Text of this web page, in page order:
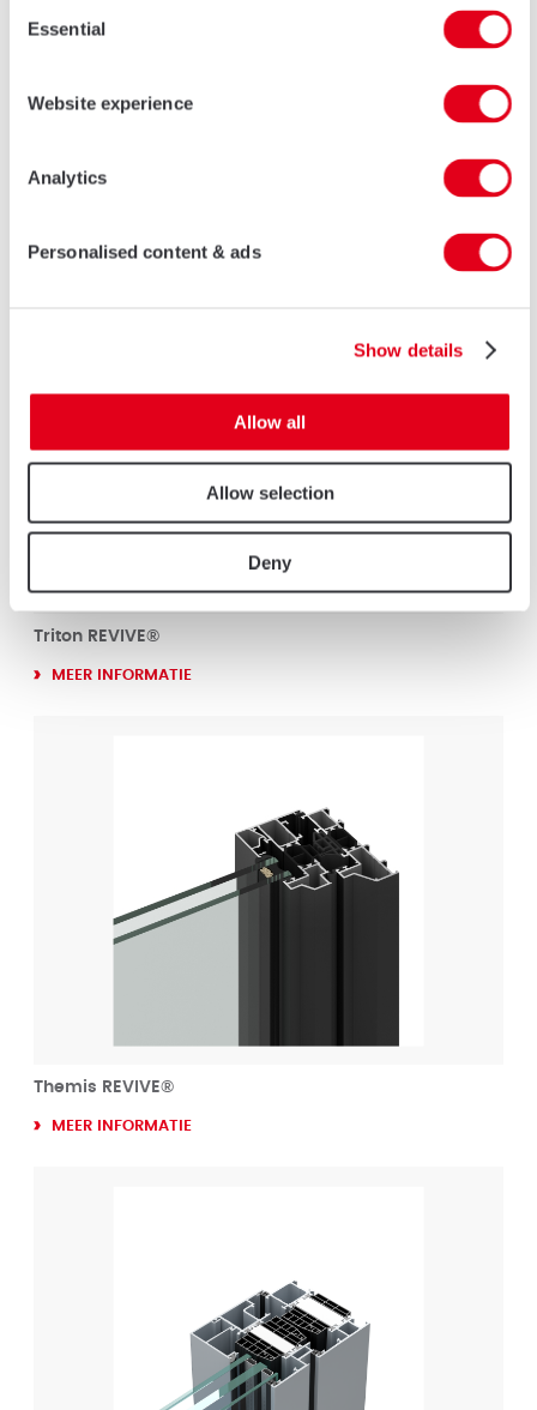
Selection
Essential
Website experience
Analytics
Personalised content & ads
Show details
Allow all
Allow selection
Deny
Illuma
Triton REVIVE®
MEER INFORMATIE
Themis REVIVE®
MEER INFORMATIE